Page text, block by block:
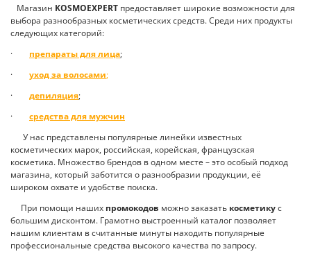
Магазин KOSMOEXPERT предоставляет широкие возможности для
выбора разнообразных косметических средств. Среди них продукты
следующих категорий:
· препараты для лица;
· уход за волосами;
· депиляция;
· средства для мужчин
У нас представлены популярные линейки известных
косметических марок, российская, корейская, французская
косметика. Множество брендов в одном месте – это особый подход
магазина, который заботится о разнообразии продукции, её
широком охвате и удобстве поиска.
При помощи наших промокодов можно заказать косметикус
большим дисконтом. Грамотно выстроенный каталог позволяет
нашим клиентам в считанные минуты находить популярные
профессиональные средства высокого качества по запросу.